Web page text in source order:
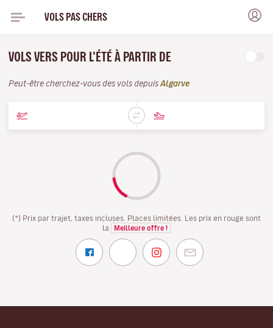
VOLS PAS CHERS
VOLS VERS POUR L'ÉTÉ À PARTIR DE
Peut-être cherchez-vous des vols depuis Algarve
(*) Prix par trajet, taxes incluses. Places limitées. Les prix en rouge sont
la
Meilleure offre !